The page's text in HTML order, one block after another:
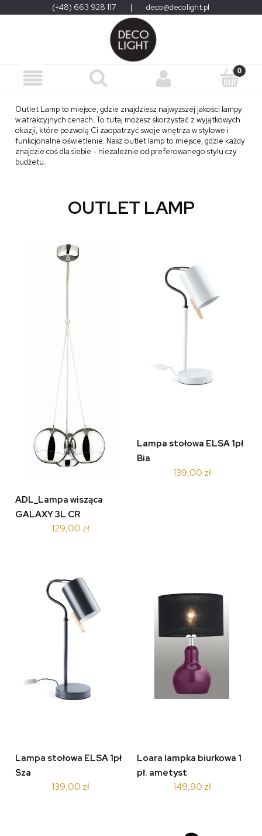
(+48) 663 928 117 | deco@decolight.pl
Outlet Lamp to miejsce, gdzie znajdziesz najwyższej jakości lampy
w atrakcyjnych cenach. To tutaj możesz skorzystać z wyjątkowych
okazji, które pozwolą Ci zaopatrzyć swoje wnętrza w stylowe i
funkcjonalne oświetlenie. Nasz outlet lamp to miejsce, gdzie każdy
znajdzie coś dla siebie - niezależnie od preferowanego stylu czy
budżetu.
OUTLET LAMP
ADL_Lampa wisząca
GALAXY 3L CR
129,00 zł
Lampa stołowa ELSA 1pł
Bia
139,00 zł
Lampa stołowa ELSA 1pł
Sza
139,00 zł
Loara lampka biurkowa 1
pł. ametyst
149,90 zł